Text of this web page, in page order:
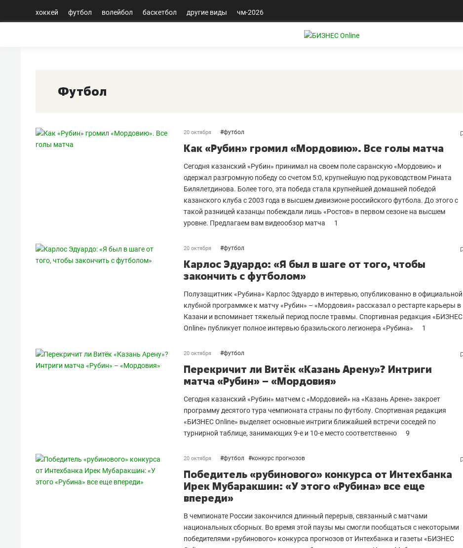
хоккей футбол волейбол баскетбол другие виды чм-2026
Футбол
20 октября #футбол
Как «Рубин» громил «Мордовию». Все голы матча
Сегодня казанский «Рубин» принимал на своем поле саранскую «Мордовию» и
одержал разгромную победу со счетом 5:0, крупнейшую под руководством Рината
Билялетдинова. Более того, эта победа стала крупнейшей домашней победой
казанского клуба с 2003 года в высшем дивизионе российского футбола. До этого с
такой разницей казанцы побеждали лишь «Ростов» в первом сезоне на высшем
уровне. Предлагаем вам видеообзор матча
1
20 октября #футбол
Карлос Эдуардо: «Я был в шаге от того, чтобы
закончить с футболом»
Полузащитник «Рубина» Карлос Эдуардо в интервью, опубликованно в официальной
клубной программке к матчу «Рубин» – «Мордовия» рассказал о рестарте карьеры в
Казани и вспоминает тяжелый период после травмы. Спортивная редакция «БИЗНЕС
Online» публикует полное интервью бразильского легионера «Рубина»
1
20 октября #футбол
Перекричит ли Витёк «Казань Арену»? Интриги
матча «Рубин» – «Мордовия»
Сегодня казанский «Рубин» матчем с «Мордовией» на «Казань Арене» закроет
программу десятого тура чемпионата cтраны по футболу. Спортивная редакция
«БИЗНЕС Online» выделяет основные интриги ближайшей встречи соседей по
турнирной таблице, занимающих 9-е и 10-е место соответственно
9
20 октября #футбол #конкурс прогнозов
Победитель «рубинового» конкурса от Интехбанка
Ирек Мубаракшин: «У этого «Рубина» все еще
впереди»
В чемпионате России закончился длинный перерыв, связанный с матчами
национальных сборных. Во время этой паузы мы смогли пообщаться с некоторыми
победителями «рубинового» конкурса прогнозов от Интехбанка и газеты «БИЗНЕС